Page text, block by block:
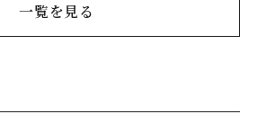
一覧を見る